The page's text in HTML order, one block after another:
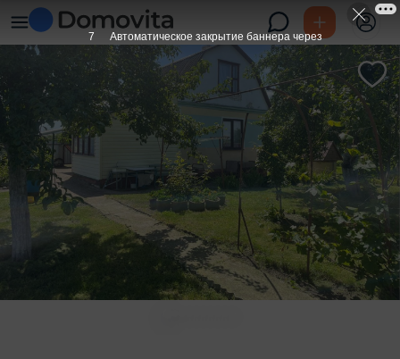
6 Автоматическое закрытие баннера через